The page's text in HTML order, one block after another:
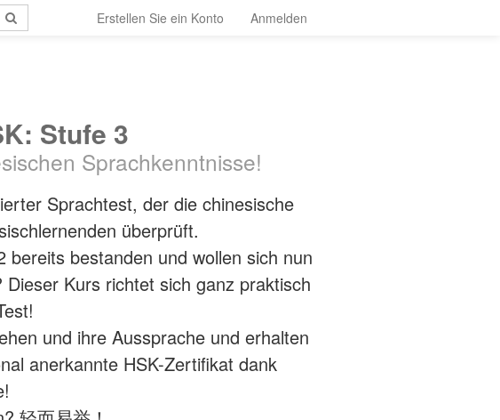
Erstellen Sie ein Konto Anmelden
Stufe 3
Sprachkenntnisse!
Sprachtest, der die chinesische
überprüft.
bereits bestanden und wollen sich nun
Kurs richtet sich ganz praktisch
und ihre Aussprache und erhalten
anerkannte HSK-Zertifikat dank